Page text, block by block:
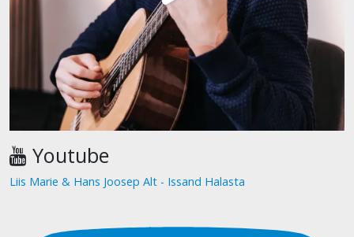
Youtube
Liis Marie & Hans Joosep Alt - Issand Halasta